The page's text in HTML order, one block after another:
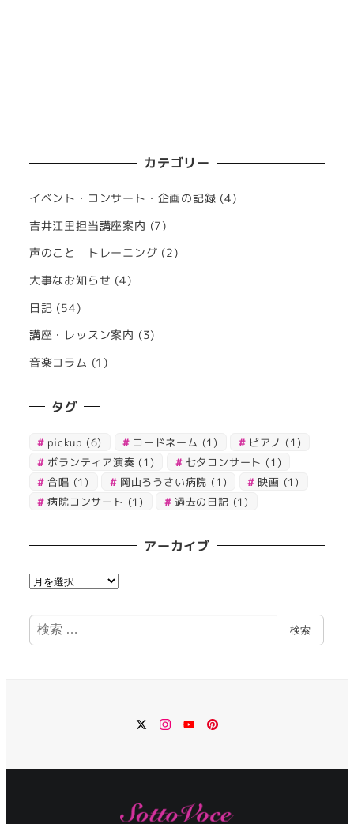
カテゴリー
イベント・コンサート・企画の記録 (4)
吉井江里担当講座案内 (7)
声のこと トレーニング (2)
大事なお知らせ (4)
日記 (54)
講座・レッスン案内 (3)
音楽コラム (1)
タグ
pickup (6) コードネーム (1) ピアノ (1)
ボランティア演奏 (1) 七夕コンサート (1)
合唱 (1) 岡山ろうさい病院 (1) 映画 (1)
病院コンサート (1) 過去の日記 (1)
アーカイブ
ア
カ
イ
検
索
検索
Twitter
Instagram
YouTubePinterest